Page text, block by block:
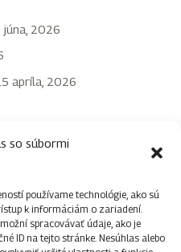
so súbormi
používame technológie, ako sú
k informáciám o zariadení.
spracovávať údaje, ako je
ID na tejto stránke. Nesúhlas alebo
júna, 2026
apríla, 2026